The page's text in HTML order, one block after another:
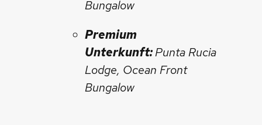
Bungalow
Premium
Unterkunft:Punta Rucia
Lodge, Ocean Front
Bungalow